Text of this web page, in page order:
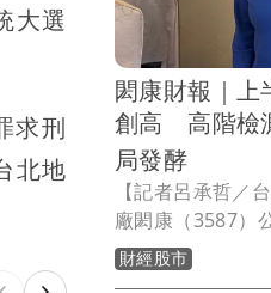
大選
求刑
北地
閎康財報｜上
創高 高階檢
局發酵
【記者呂承哲／
廠閎康（3587）
報，合併營收
營業毛利9.96億
財經股市